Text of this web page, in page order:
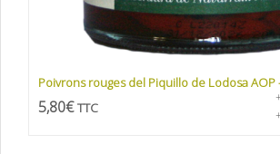
Poivrons rouges del Piquillo de Lodosa AOP
5,80€ TTC